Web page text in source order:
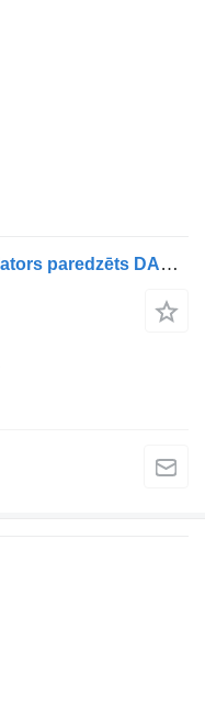
WABCO 4802040310 EBS modulators paredzēts DAF CF450, CF460 (2017-) vilcēja